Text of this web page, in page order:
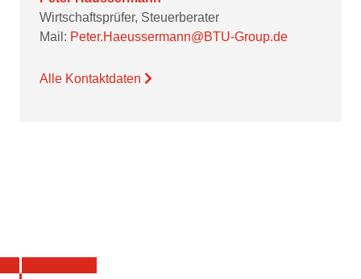
Wirtschaftsprüfer, Steuerberater
Mail: Peter.Haeussermann@BTU-Group.de
Alle Kontaktdaten